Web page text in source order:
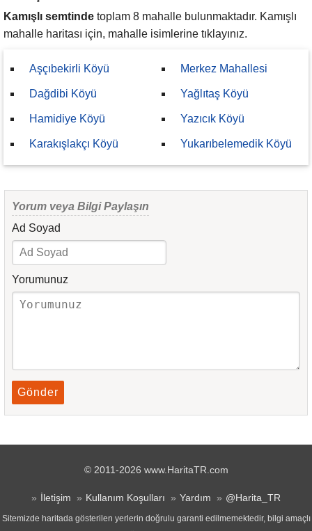
Kamışlı semtinde toplam 8 mahalle bulunmaktadır. Kamışlı
mahalle haritası için, mahalle isimlerine tıklayınız.
Aşçıbekirli Köyü
Dağdibi Köyü
Hamidiye Köyü
Karakışlakçı Köyü
Merkez Mahallesi
Yağlıtaş Köyü
Yazıcık Köyü
Yukarıbelemedik Köyü
Yorum veya Bilgi Paylaşın
Ad Soyad
Yorumunuz
Gönder
© 2011-2026 www.HaritaTR.com
İletişim Kullanım Koşulları Yardım @Harita_TR
Sitemizde haritada gösterilen yerlerin doğrulu garanti edilmemektedir, bilgi amaçlı